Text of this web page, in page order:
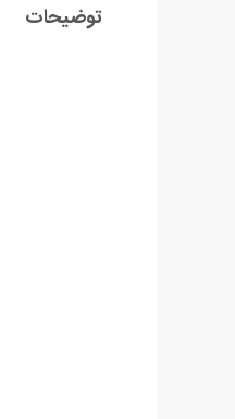
توضیحات